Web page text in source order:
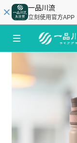
一品川流
立刻使用官方APP